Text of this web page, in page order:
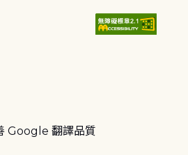
Google 翻譯品質